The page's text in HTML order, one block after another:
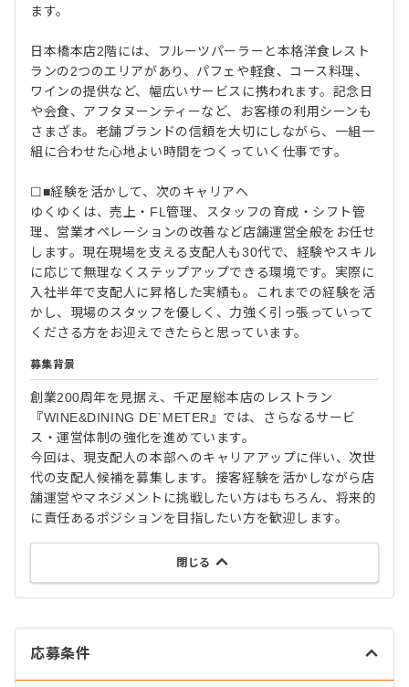
ます。
日本橋本店2階には、フルーツパーラーと本格洋食レスト
ランの2つのエリアがあり、パフェや軽食、コース料理、
ワインの提供など、幅広いサービスに携われます。記念日
や会食、アフタヌーンティーなど、お客様の利用シーンも
さまざま。老舗ブランドの信頼を大切にしながら、一組一
組に合わせた心地よい時間をつくっていく仕事です。
☐■経験を活かして、次のキャリアへ
ゆくゆくは、売上・FL管理、スタッフの育成・シフト管
理、営業オペレーションの改善など店舗運営全般をお任せ
します。現在現場を支える支配人も30代で、経験やスキル
に応じて無理なくステップアップできる環境です。実際に
入社半年で支配人に昇格した実績も。これまでの経験を活
かし、現場のスタッフを優しく、力強く引っ張っていって
くださる方をお迎えできたらと思っています。
募集背景
創業200周年を見据え、千疋屋総本店のレストラン
『WINE&DINING DE`METER』では、さらなるサービ
ス・運営体制の強化を進めています。
今回は、現支配人の本部へのキャリアアップに伴い、次世
代の支配人候補を募集します。接客経験を活かしながら店
舗運営やマネジメントに挑戦したい方はもちろん、将来的
に責任あるポジションを目指したい方を歓迎します。
閉じる
応募条件